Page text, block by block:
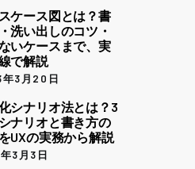
ケース図とは？書
洗い出しのコツ・
いケースまで、実
で解説
3月20日
シナリオ法とは？3
ナリオと書き方の
UXの実務から解説
3月3日